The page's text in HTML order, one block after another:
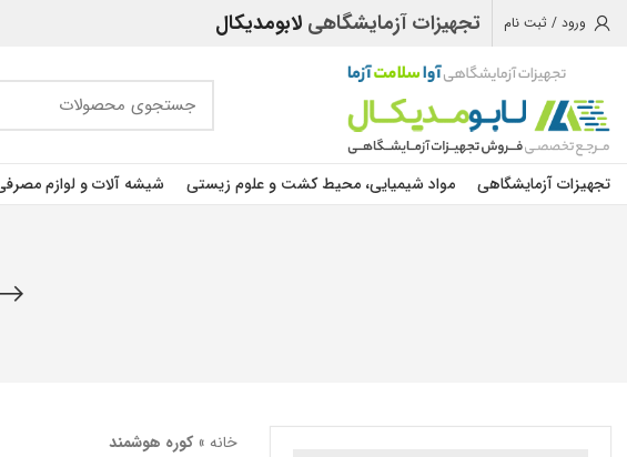
ورود / ثبت نام تجهیزات آزمایشگاهی لابومدیکال
تجهیزات آزمایشگاهی مواد شیمیایی، محیط کشت و علوم زیستی شیشه آلات و لوازم
خانه » کوره هوشمند